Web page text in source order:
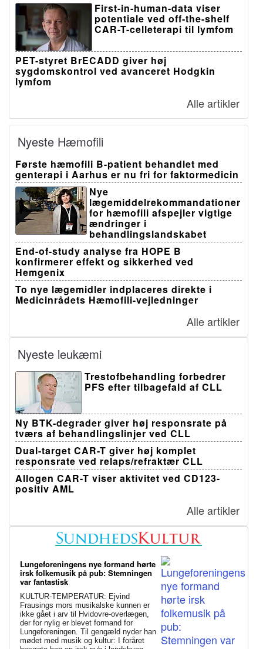
First-in-human-data viser
potentiale ved off-the-shelf
CAR-T-celleterapi til lymfom
PET-styret BrECADD giver høj
sygdomskontrol ved avanceret Hodgkin
lymfom
Alle artikler
Nyeste Hæmofili
Første hæmofili B-patient behandlet med
genterapi i Aarhus er nu fri for faktormedicin
Nye
lægemiddelrekommandationer
for hæmofili afspejler vigtige
ændringer i
behandlingslandskabet
End-of-study analyse fra HOPE B
konfirmerer effekt og sikkerhed ved
Hemgenix
To nye lægemidler indplaceres direkte i
Medicinrådets Hæmofili-vejledninger
Alle artikler
Nyeste leukæmi
Trestofbehandling forbedrer
PFS efter tilbagefald af CLL
Ny BTK-degrader giver høj responsrate på
tværs af behandlingslinjer ved CLL
Dual-target CAR-T giver høj komplet
responsrate ved relaps/refraktær CLL
Allogen CAR-T viser aktivitet ved CD123-
positiv AML
Alle artikler
Lungeforeningens nye formand hørte
irsk folkemusik på pub: Stemningen
var fantastisk
KULTUR-TEMPERATUR: Ejvind
Frausings mors musikalske kunnen er
ikke gået i arv til Hvidovre-overlægen,
der for nylig er blevet formand for
Lungeforeningen. Til gengæld nyder han
mødet med musik og kultur: I foråret